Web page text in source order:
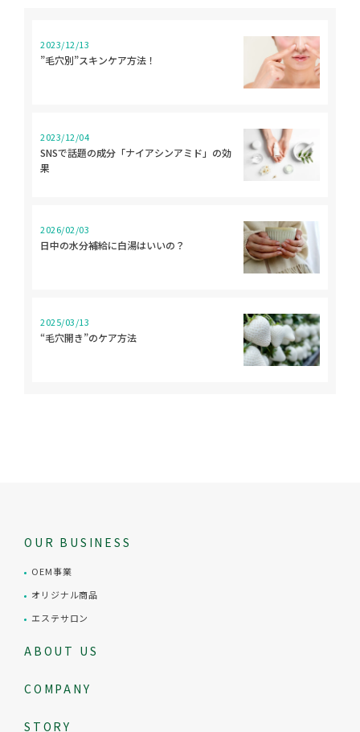
2023/12/13
”毛穴別”スキンケア方法！
2023/12/04
SNSで話題の成分「ナイアシンアミド」の効
果
2026/02/03
日中の水分補給に白湯はいいの？
2025/03/13
“毛穴開き”のケア方法
OUR BUSINESS
OEM事業
オリジナル商品
エステサロン
ABOUT US
COMPANY
STORY